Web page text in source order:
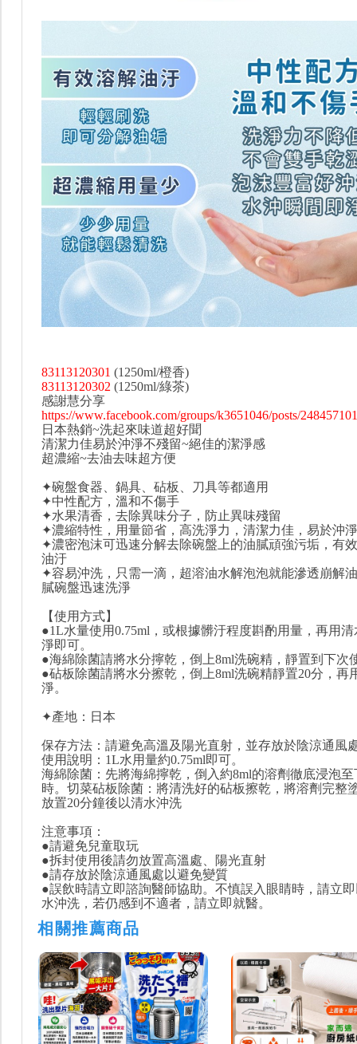
83113120301 (1250ml/橙香)
83113120302 (1250ml/綠茶)
感謝慧分享
https://www.facebook.com/groups/k3651046/posts/
日本熱銷~洗起來味道超好聞
清潔力佳易於沖淨不殘留~絕佳的潔淨感
超濃縮~去油去味超方便
✦碗盤食器、鍋具、砧板、刀具等都適用
✦中性配方，溫和不傷手
✦水果清香，去除異味分子，防止異味殘留
✦濃縮特性，用量節省，高洗淨力，清潔力佳，易於沖
✦濃密泡沫可迅速分解去除碗盤上的油膩頑強污垢，有
油汙
✦容易沖洗，只需一滴，超溶油水解泡泡就能滲透崩解
膩碗盤迅速洗淨
【使用方式】
●1L水量使用0.75ml，或根據髒汙程度斟酌用量，再用
淨即可。
●海綿除菌請將水分擰乾，倒上8ml洗碗精，靜置到下次
●砧板除菌請將水分擦乾，倒上8ml洗碗精靜置20分，再
淨。
✦產地：日本
保存方法：請避免高溫及陽光直射，並存放於陰涼通風
使用說明：1L水用量約0.75ml即可。
海綿除菌：先將海綿擰乾，倒入約8ml的溶劑徹底浸泡
時。切菜砧板除菌：將清洗好的砧板擦乾，將溶劑完整
放置20分鐘後以清水沖洗
注意事項：
●請避免兒童取玩
●拆封使用後請勿放置高溫處、陽光直射
●請存放於陰涼通風處以避免變質
●誤飲時請立即諮詢醫師協助。不慎誤入眼睛時，請立
水沖洗，若仍感到不適者，請立即就醫。
相關推薦商品